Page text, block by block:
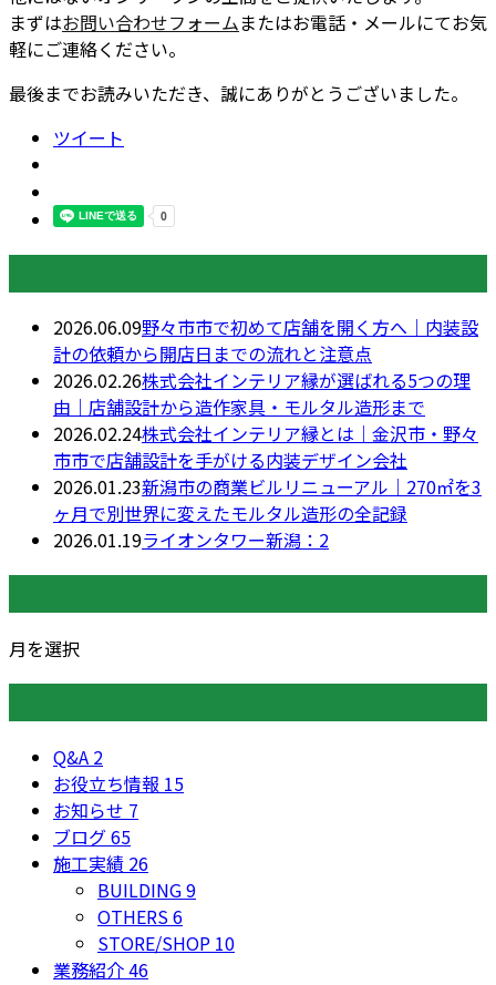
まずはお問い合わせフォームまたはお電話・メールにてお気
軽にご連絡ください。
最後までお読みいただき、誠にありがとうございました。
ツイート
2026.06.09野々市市で初めて店舗を開く方へ｜内装設
計の依頼から開店日までの流れと注意点
2026.02.26株式会社インテリア縁が選ばれる5つの理
由｜店舗設計から造作家具・モルタル造形まで
2026.02.24株式会社インテリア縁とは｜金沢市・野々
市市で店舗設計を手がける内装デザイン会社
2026.01.23新潟市の商業ビルリニューアル｜270㎡を3
ヶ月で別世界に変えたモルタル造形の全記録
2026.01.19ライオンタワー新潟：2
月を選択
Q&A 2
お役立ち情報 15
お知らせ 7
ブログ65
施工実績 26
BUILDING9
OTHERS6
STORE/SHOP 10
業務紹介46